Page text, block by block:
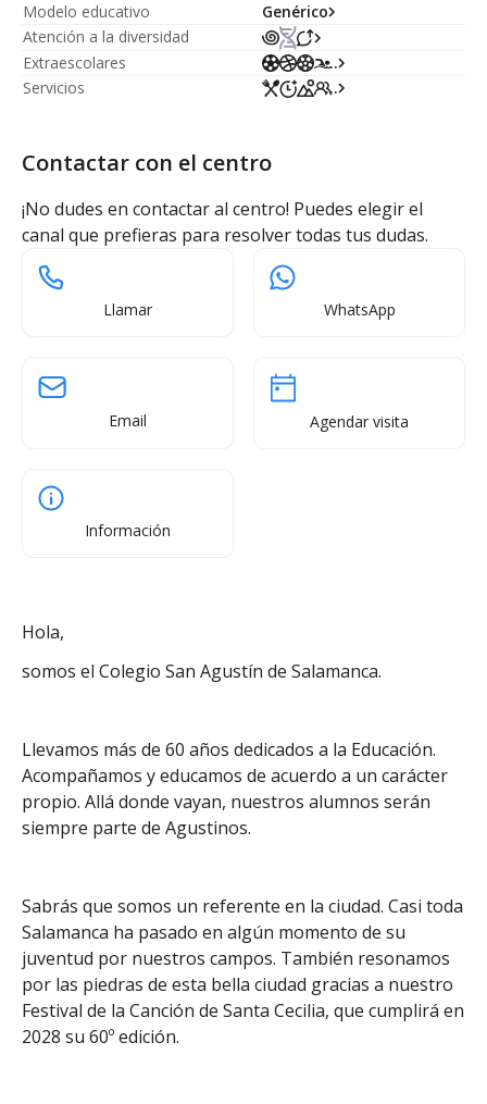
Modelo educativo
Genérico
Atención a la diversidad
Extraescolares
...
Servicios
...
Contactar con el centro
¡No dudes en contactar al centro! Puedes elegir el
canal que prefieras para resolver todas tus dudas.
Llamar WhatsApp
Email Agendar visita
Información
Hola,
somos el Colegio San Agustín de Salamanca.
Llevamos más de 60 años dedicados a la Educación.
Acompañamos y educamos de acuerdo a un carácter
propio. Allá donde vayan, nuestros alumnos serán
siempre parte de Agustinos.
Sabrás que somos un referente en la ciudad. Casi toda
Salamanca ha pasado en algún momento de su
juventud por nuestros campos. También resonamos
por las piedras de esta bella ciudad gracias a nuestro
Festival de la Canción de Santa Cecilia, que cumplirá en
2028 su 60º edición.